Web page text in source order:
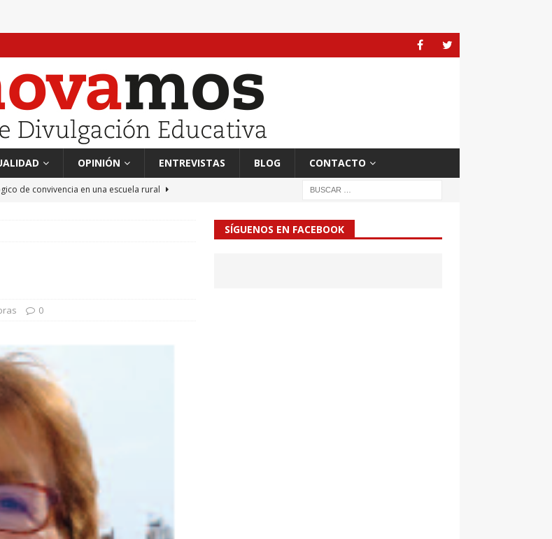
OPINIÓN ENTREVISTAS BLOG CONTACTO
de convivencia en una escuela rural
en mar” Tributo a Rafael Alberti del
PALABRAS
0
SÍGUENOS EN FACEBOOK